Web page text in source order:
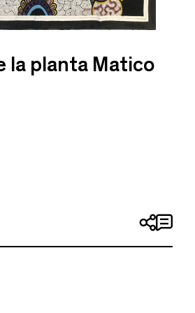
la planta Matico